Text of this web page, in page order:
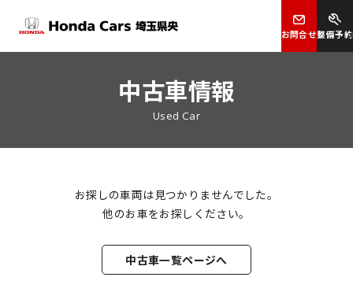
お問合せ整備予約
中古車情報
Used Car
お探しの車両は見つかりませんでした。
他のお車をお探しください。
中古車一覧ページへ